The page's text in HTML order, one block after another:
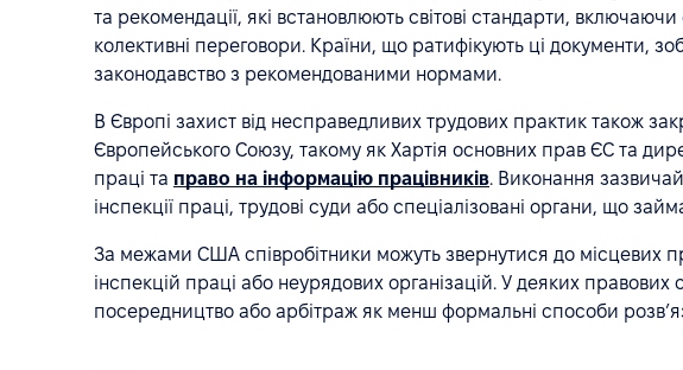
та рекомендації, які встановлюють світові стандарти,
колективні переговори. Країни, що ратифікують ці документи,
законодавство з рекомендованими нормами.
В Європі захист від несправедливих трудових практик також
Європейського Союзу, такому як Хартія основних прав ЄС та
праці та право на інформацію працівників. Виконання
інспекції праці, трудові суди або спеціалізовані органи, що
За межами США співробітники можуть звернутися до місцевих
інспекцій праці або неурядових організацій. У деяких правових
посередництво або арбітраж як менш формальні способи